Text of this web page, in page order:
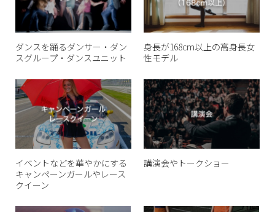
ダンスを踊るダンサー・ダン
スグループ・ダンスユニット
身長が168cm以上の高身長女
性モデル
イベントなどを華やかにする
キャンペーンガールやレース
クイーン
講演会やトークショー